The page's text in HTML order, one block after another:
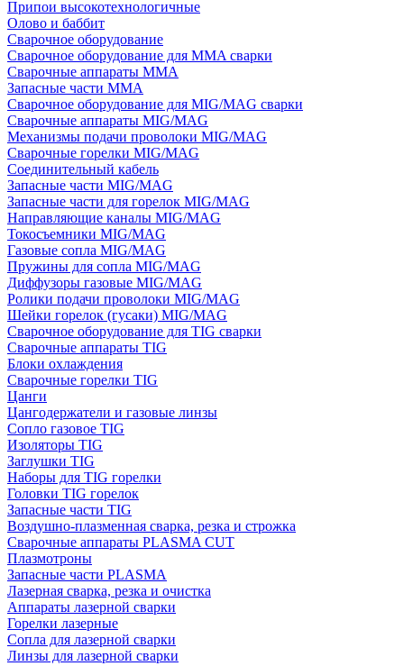
Припои высокотехнологичные
Олово и баббит
Сварочное оборудование
Сварочное оборудование для MMA сварки
Сварочные аппараты MMA
Запасные части MMA
Сварочное оборудование для MIG/MAG сварки
Сварочные аппараты MIG/MAG
Механизмы подачи проволоки MIG/MAG
Сварочные горелки MIG/MAG
Соединительный кабель
Запасные части MIG/MAG
Запасные части для горелок MIG/MAG
Направляющие каналы MIG/MAG
Токосъемники MIG/MAG
Газовые сопла MIG/MAG
Пружины для сопла MIG/MAG
Диффузоры газовые MIG/MAG
Ролики подачи проволоки MIG/MAG
Шейки горелок (гусаки) MIG/MAG
Сварочное оборудование для TIG сварки
Сварочные аппараты TIG
Блоки охлаждения
Сварочные горелки TIG
Цанги
Цангодержатели и газовые линзы
Сопло газовое TIG
Изоляторы TIG
Заглушки TIG
Наборы для TIG горелки
Головки TIG горелок
Запасные части TIG
Воздушно-плазменная сварка, резка и строжка
Сварочные аппараты PLASMA CUT
Плазмотроны
Запасные части PLASMA
Лазерная сварка, резка и очистка
Аппараты лазерной сварки
Горелки лазерные
Сопла для лазерной сварки
Линзы для лазерной сварки